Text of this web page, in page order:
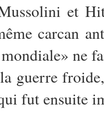
et
carcan
ne
guerre
fut ensuite